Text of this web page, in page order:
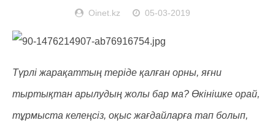
Oinet.kz 05-03-2019
Түрлі жарақаттың теріде қалған орны, яғни
тыртықтан арылудың жолы бар ма? Өкінішке орай,
тұрмыста келеңсіз, оқыс жағдайларға тап болып,